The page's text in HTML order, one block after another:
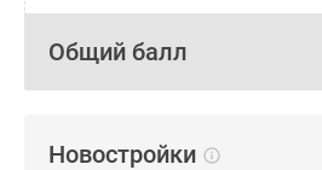
Общий балл
Новостройки